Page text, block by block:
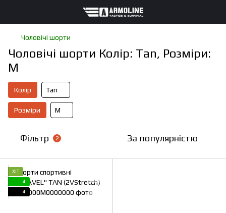
Чоловічі шорти
Чоловічі шорти Колір: Tan, Розміри:
M
Колір Tan
Розміри M
Фільтр 2 За популярністю
ХІТ
4
4